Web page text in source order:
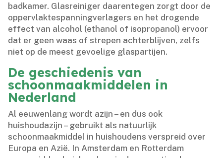
badkamer.​ Glasreiniger daarentegen zorgt door de
oppervlaktespanningverlagers en het drogende
effect van alcohol (ethanol of isopropanol) ervoor
dat er geen waas of strepen achterblijven, zelfs
niet op de meest gevoelige glaspartijen.​
De geschiedenis van
schoonmaakmiddelen in
Nederland
Al eeuwenlang wordt azijn – en dus ook
huishoudazijn – gebruikt als natuurlijk
schoonmaakmiddel in huishoudens verspreid over
Europa en Azië.​ In Amsterdam en Rotterdam